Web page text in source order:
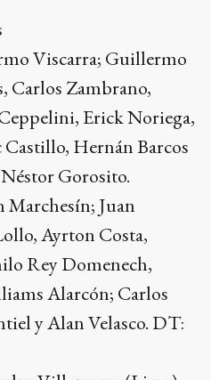
Viscarra; Guillermo
Carlos Zambrano,
Erick Noriega,
Hernán Barcos
Gorosito.
Juan
Ayrton Costa,
Rey Domenech,
Alarcón; Carlos
y Alan Velasco. DT: